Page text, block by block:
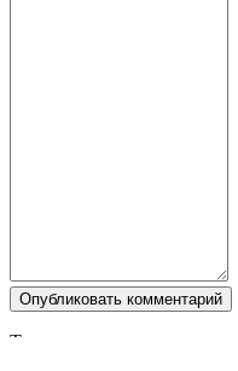
Опубликовать комментарий
Теги: